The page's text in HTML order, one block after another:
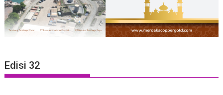
Edisi 32